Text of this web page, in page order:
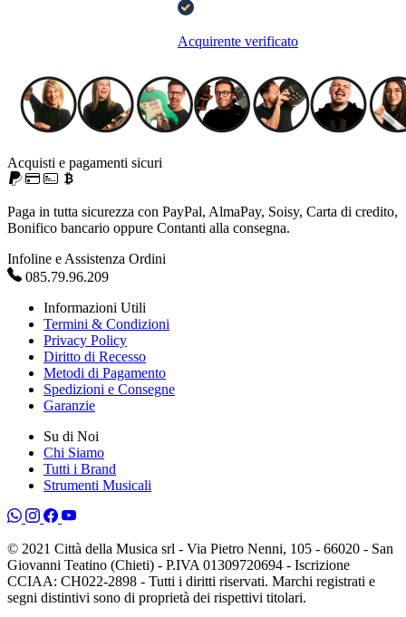
Acquirente verificato
Acquisti e pagamenti sicuri
Paga in tutta sicurezza con PayPal, AlmaPay, Soisy, Carta di credito,
Bonifico bancario oppure Contanti alla consegna.
Infoline e Assistenza Ordini
085.79.96.209
Informazioni Utili
Termini & Condizioni
Privacy Policy
Diritto di Recesso
Metodi di Pagamento
Spedizioni e Consegne
Garanzie
Su di Noi
Chi Siamo
Tutti i Brand
Strumenti Musicali
© 2021 Città della Musica srl - Via Pietro Nenni, 105 - 66020 - San
Giovanni Teatino (Chieti) - P.IVA 01309720694 - Iscrizione
CCIAA: CH022-2898 - Tutti i diritti riservati. Marchi registrati e
segni distintivi sono di proprietà dei rispettivi titolari.